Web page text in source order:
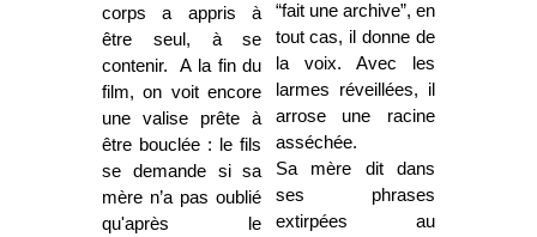
corps a appris à
être seul, à se
contenir. A la fin du
film, on voit encore
une valise prête à
être bouclée : le fils
se demande si sa
mère n’a pas oublié
qu'après le
“fait une archive”, en
tout cas, il donne de
la voix. Avec les
larmes réveillées, il
arrose une racine
asséchée.
Sa mère dit dans
ses phrases
extirpées au